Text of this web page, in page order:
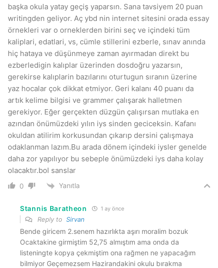
başka okula yatay geçiş yaparsın. Sana tavsiyem 20 puan
writingden geliyor. Aç ybd nin internet sitesini orada essay
örnekleri var o orneklerden birini seç ve içindeki tüm
kaliplari, edatlari, vs, cümle stillerini ezberle, sınav anında
hiç hataya ve düşünmeye zaman ayırmadan direkt bu
ezberledigin kalıplar üzerinden dosdoğru yazarsın,
gerekirse kalıplarin bazılarını oturtugun sıranın üzerine
yaz hocalar çok dikkat etmiyor. Geri kalanı 40 puanı da
artık kelime bilgisi ve grammer çalışarak halletmen
gerekiyor. Eğer gerçekten düzgün çalışırsan mutlaka en
azından önümüzdeki yılın iys sinden geciceksin. Kafanı
okuldan atilirim korkusundan çıkarıp dersini çalışmaya
odaklanman lazım.Bu arada dönem içindeki iysler genelde
daha zor yapılıyor bu sebeple önümüzdeki iys daha kolay
olacaktır.bol sanslar
0 Yanıtla
Stannis Baratheon 1 ay önce
Reply to Sirvan
Bende giricem 2.senem hazırlıkta aşırı moralim bozuk
Ocaktakine girmiştim 52,75 almıştım ama onda da
listeningte kopya çekmiştim ona rağmen ne yapacağım
bilmiyor Geçemezsem Hazirandakini okulu bırakma